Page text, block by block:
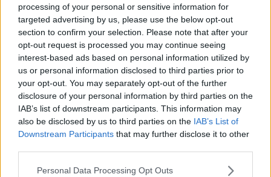
processing of your personal or sensitive information for
targeted advertising by us, please use the below opt-out
section to confirm your selection. Please note that after your
opt-out request is processed you may continue seeing
interest-based ads based on personal information utilized by
us or personal information disclosed to third parties prior to
your opt-out. You may separately opt-out of the further
disclosure of your personal information by third parties on the
IAB’s list of downstream participants. This information may
also be disclosed by us to third parties on the IAB’s List of
Downstream Participants that may further disclose it to other
Please note that this website/app uses one or more Google
Personal Data Processing Opt Outs
Läs Frias efterträdare!
gudomligt ingripande från landstingens personal. Och vad är mer
förståeligt? Att hålla någon man älskar i handen medan den dör
måste vara en av de svåraste uppgifterna man ställs inför. Död =
slut. Ingen återvändo. ”Men så gör något då!” ropar man förtvivlat,
och i sekulariserade Sverige riktas bönen enbart till sjukvården.
Framgång för fysisk aktivitet
på recept
Vi rör oss för lite. Det får konsekvenser för vår hälsa. Men fysisk
aktivitet på recept kan skapa incitament till förändrade
levnadsvanor, visar en studie från Linköpings universitet.